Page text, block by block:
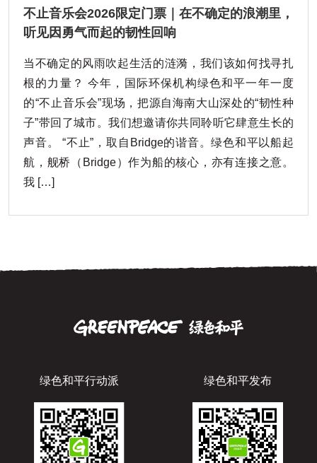
不止音乐会2026限定门票｜在不确定的浪潮里，
听见因勇气而起的韧性回响
当不确定的风雨吹起生活的涟漪，我们该如何找寻扎
根的力量？ 今年，国际环保机构绿色和平一年一度
的“不止音乐会”现场，把源自海南大山深处的“韧性种
子”带回了城市。我们想邀请你共同聆听它肆意生长的
声音。 “不止”，取自Bridge的谐音。绿色和平以船起
航，舰桥（Bridge）作为船的核心，亦有连接之意。
我 […]
绿色和平行动派 绿色和平发布